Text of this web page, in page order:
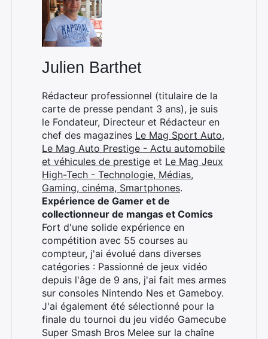
Julien Barthet
Rédacteur professionnel (titulaire de la
carte de presse pendant 3 ans), je suis
le Fondateur, Directeur et Rédacteur en
chef des magazines Le Mag Sport Auto,
Le Mag Auto Prestige - Actu automobile
et véhicules de prestige et Le Mag Jeux
High-Tech - Technologie, Médias,
Gaming, cinéma, Smartphones.
Expérience de Gamer et de
collectionneur de mangas et Comics
Fort d'une solide expérience en
compétition avec 55 courses au
compteur, j'ai évolué dans diverses
catégories : Passionné de jeux vidéo
depuis l'âge de 9 ans, j'ai fait mes armes
sur consoles Nintendo Nes et Gameboy.
J'ai également été sélectionné pour la
finale du tournoi du jeu vidéo Gamecube
Super Smash Bros Melee sur la chaîne
Rechercher
: